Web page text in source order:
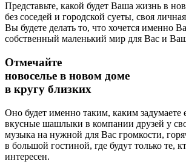
Представьте, какой будет Ваша жизнь в
без соседей и городской суеты, своя
Вы будете делать то, что хочется именно
собственный маленький мир для Вас и
Отмечайте
новоселье в новом доме
в кругу близких
Оно будет именно таким, каким задумаете
вкусные шашлыки в компании друзей у
музыка на нужной для Вас громкости,
в большой гостиной, где будут только те,
интересен.